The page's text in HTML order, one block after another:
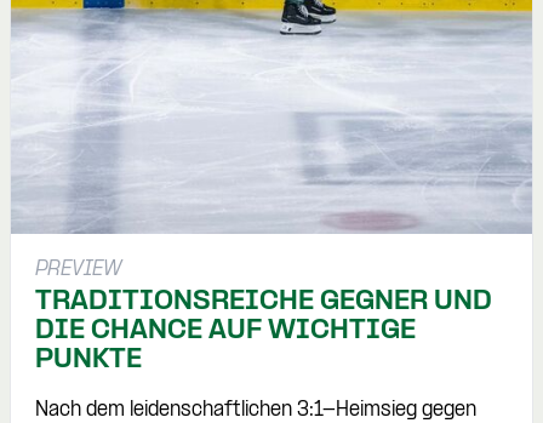
PREVIEW
TRADITIONSREICHE GEGNER UND
DIE CHANCE AUF WICHTIGE
PUNKTE
Nach dem leidenschaftlichen 3:1-Heimsieg gegen